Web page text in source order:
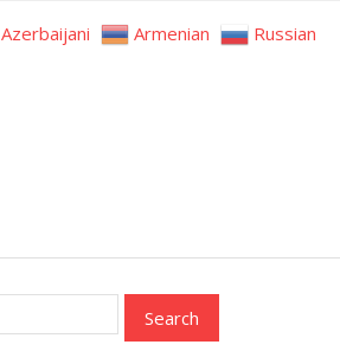
Azerbaijani Armenian Russian